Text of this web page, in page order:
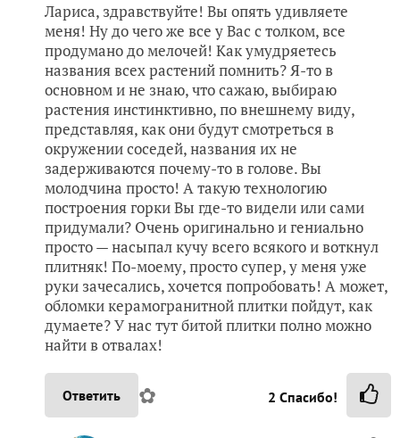
Лариса, здравствуйте! Вы опять удивляете
меня! Ну до чего же все у Вас с толком, все
продумано до мелочей! Как умудряетесь
названия всех растений помнить? Я-то в
основном и не знаю, что сажаю, выбираю
растения инстинктивно, по внешнему виду,
представляя, как они будут смотреться в
окружении соседей, названия их не
задерживаются почему-то в голове. Вы
молодчина просто! А такую технологию
построения горки Вы где-то видели или сами
придумали? Очень оригинально и гениально
просто — насыпал кучу всего всякого и воткнул
плитняк! По-моему, просто супер, у меня уже
руки зачесались, хочется попробовать! А может,
обломки керамогранитной плитки пойдут, как
думаете? У нас тут битой плитки полно можно
найти в отвалах!
Ответить ✿ 2 Спасибо!